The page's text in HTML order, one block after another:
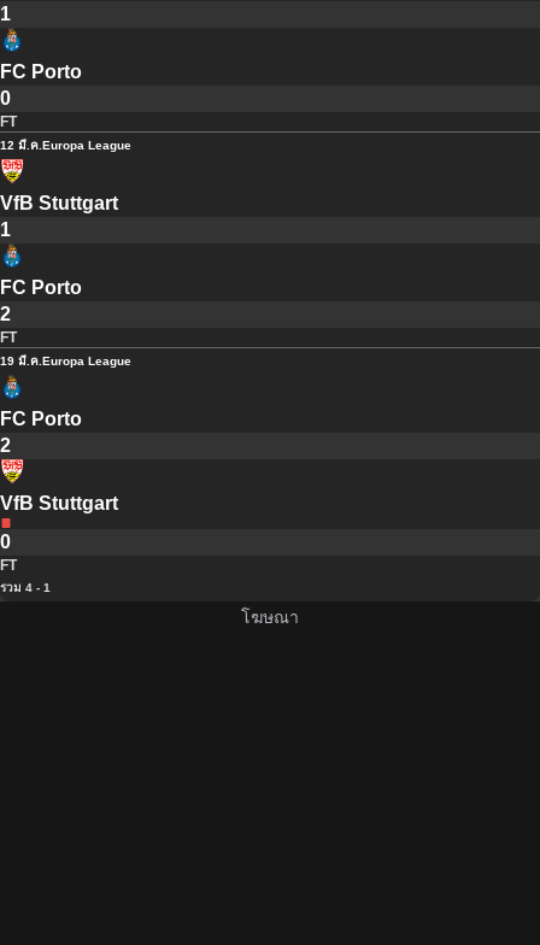
1
FC Porto
0
FT
12 มี.ค. Europa League
VfB Stuttgart
1
FC Porto
2
FT
19 มี.ค. Europa League
FC Porto
2
VfB Stuttgart
0
FT
รวม 4 - 1